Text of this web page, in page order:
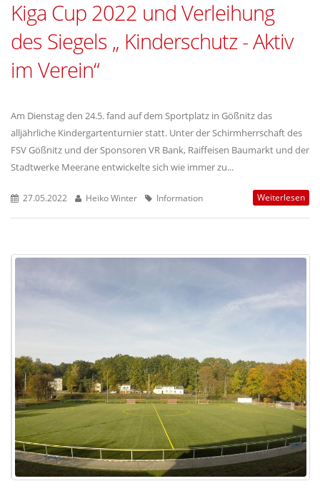
Kiga Cup 2022 und Verleihung
des Siegels „ Kinderschutz - Aktiv
im Verein“
Am Dienstag den 24.5. fand auf dem Sportplatz in Gößnitz das
alljährliche Kindergartenturnier statt. Unter der Schirmherrschaft des
FSV Gößnitz und der Sponsoren VR Bank, Raiffeisen Baumarkt und der
Stadtwerke Meerane entwickelte sich wie immer zu...
27.05.2022 Heiko Winter Information Weiterlesen